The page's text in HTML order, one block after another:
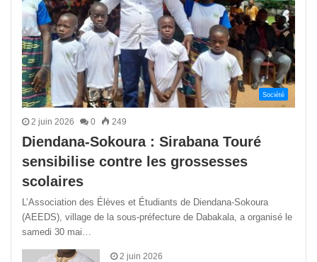
Société
2 juin 2026 0 249
Diendana-Sokoura : Sirabana Touré
sensibilise contre les grossesses
scolaires
L’Association des Élèves et Étudiants de Diendana-Sokoura
(AEEDS), village de la sous-préfecture de Dabakala, a organisé le
samedi 30 mai…
2 juin 2026